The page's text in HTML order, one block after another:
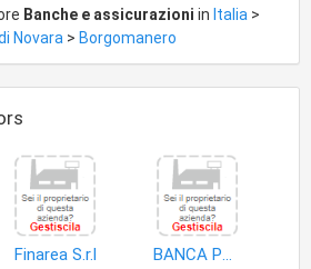
Banche e assicurazioni in Italia >
Novara > Borgomanero
Finarea S.r.l
BANCA POPOLARE DI BERGAMO SPA